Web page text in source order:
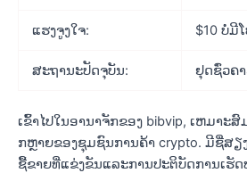
ແຮງຈູງໃຈ: $10 ບໍ່ມີ
ສະຖານະປັດຈຸບັນ: ຢຸດຊົ່ວຄ
ເຂົ້າໄປໃນອານາຈັກຂອງ bibvip, ເຫມາະ
ກຫຼາຍຂອງຊຸມຊົນການຄ້າ crypto. ມີຊື່ສຽ
ຊື້ຂາຍທີ່ແຂ່ງຂັນແລະການປະຕິບັດການເຮັດ